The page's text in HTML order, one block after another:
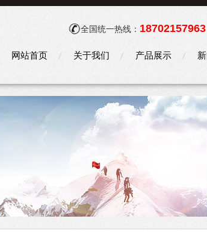
全国统一热线： 18702157963
网站首页 关于我们 产品展示